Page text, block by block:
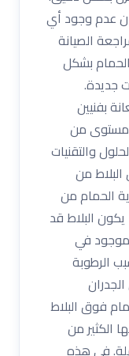
عدم وجود أي
الصيانة
بشكل
جديدة.
بفنيين
مستوى من
والتقنيات
من
الحمام من
البلاط قد
في
الرطوبة
فوق البلاط
الكثير من
في هذه